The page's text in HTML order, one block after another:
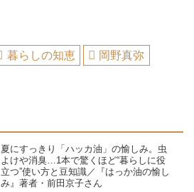
暮らしの知恵 岡野真弥
夏にすっきり「ハッカ油」の愉しみ。虫
よけや消臭…1本で驚くほど“暮らしに役
立つ”使い方と豆知識／『はっか油の愉し
み』著者・前田京子さん